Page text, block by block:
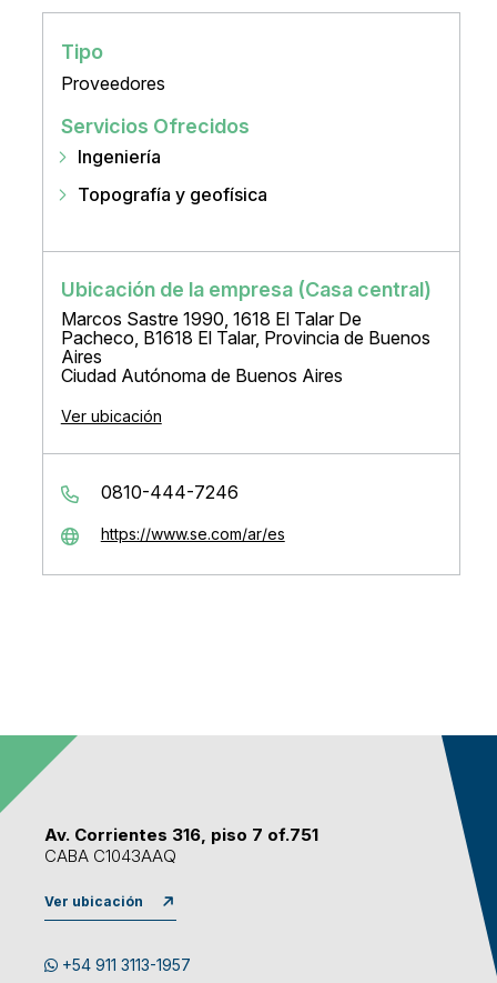
Tipo
Proveedores
Servicios Ofrecidos
Ingeniería
Topografía y geofísica
Ubicación de la empresa (Casa central)
Marcos Sastre 1990, 1618 El Talar De
Pacheco, B1618 El Talar, Provincia de Buenos
Aires
Ciudad Autónoma de Buenos Aires
Ver ubicación
0810-444-7246
https://www.se.com/ar/es
Av. Corrientes 316, piso 7 of.751
CABA C1043AAQ
Ver ubicación
+54 911 3113-1957